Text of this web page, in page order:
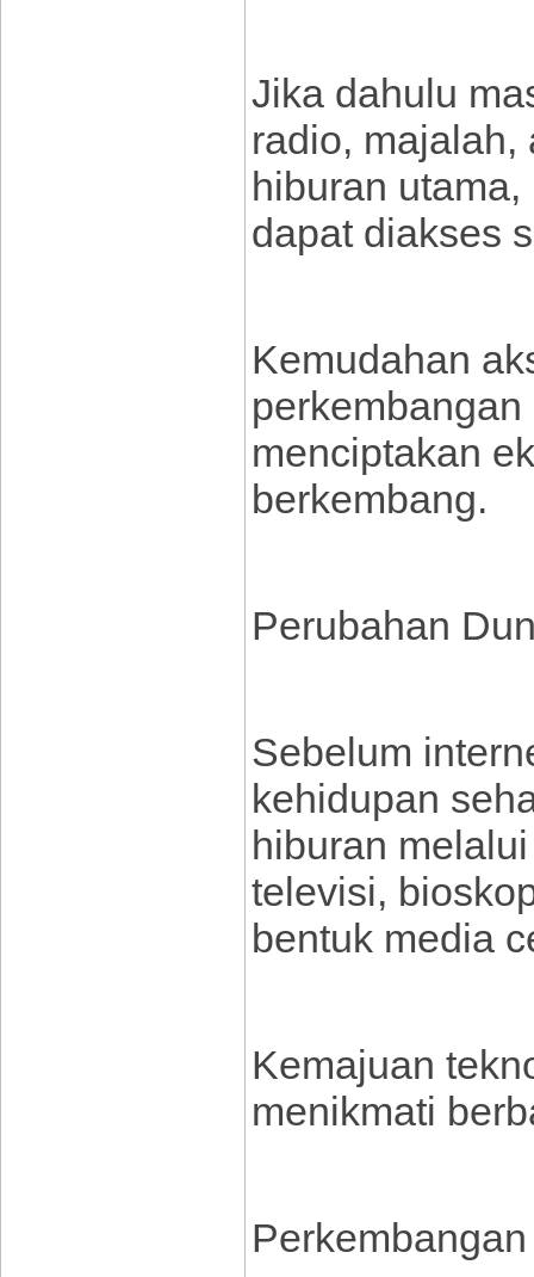
Jika dahulu
radio, majalah,
hiburan
dapat diakses
Kemudahan
menciptakan
berkembang.
Perubahan
Sebelum
kehidupan
hiburan
televisi,
bentuk media
Kemajuan
menikmati